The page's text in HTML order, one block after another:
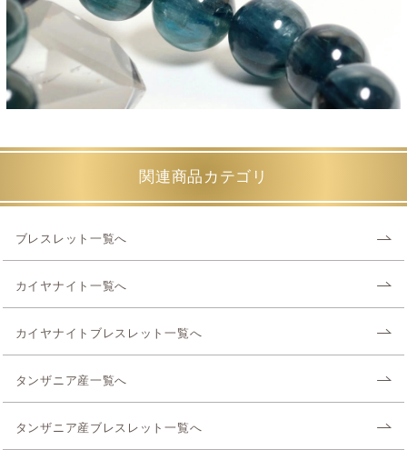
関連商品カテゴリ
ブレスレット一覧へ
カイヤナイト一覧へ
カイヤナイトブレスレット一覧へ
タンザニア産一覧へ
タンザニア産ブレスレット一覧へ